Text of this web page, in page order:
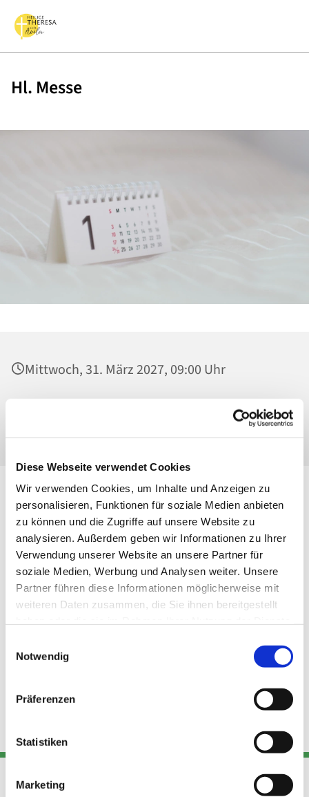
Diese Webseite verwendet Cookies
Wir verwenden Cookies, um Inhalte und Anzeigen zu
personalisieren, Funktionen für soziale Medien anbieten
zu können und die Zugriffe auf unsere Website zu
analysieren. Außerdem geben wir Informationen zu Ihrer
Verwendung unserer Website an unsere Partner für
soziale Medien, Werbung und Analysen weiter. Unsere
Partner führen diese Informationen möglicherweise mit
weiteren Daten zusammen, die Sie ihnen bereitgestellt
Notwendig
Präferenzen
Statistiken
Marketing
Hl. Messe
Mittwoch, 31. März 2027, 09:00 Uhr
Heilig Kreuz, Werktagskapelle, Malchower